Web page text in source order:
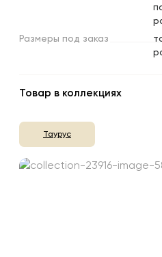
Размеры под заказ
Товар в коллекциях
Таурус